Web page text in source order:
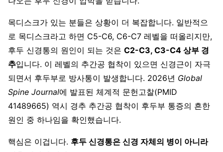
목디스크가 있는 분들은 상황이 더 복잡합니다. 일반적으
로 목디스크라고 하면 C5-C6, C6-C7 레벨을 떠올리지만,
후두 신경통의 원인이 되는 것은 C2-C3, C3-C4 상부 경
추입니다. 이 레벨의 추간공 협착이 있으면 신경근이 자극
되면서 후두부로 방사통이 발생합니다. 2026년 Global
Spine Journal에 발표된 체계적 문헌고찰(PMID
41489665) 역시 경추 추간공 협착이 후두부 통증의 흔한
원인 중 하나임을 확인했습니다.
핵심은 이겁니다. 후두 신경통은 신경 자체의 병이 아니라